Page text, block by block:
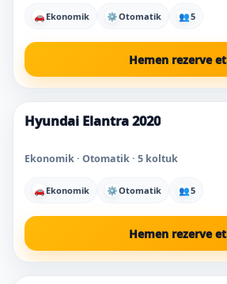
🚗 Ekonomik ⚙Otomatik 👥5
Hemen rezerve et
Hyundai Elantra 2020
Ekonomik · Otomatik · 5 koltuk
🚗 Ekonomik ⚙Otomatik 👥5
Hemen rezerve et